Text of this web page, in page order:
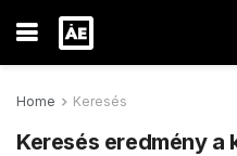
Home Keresés
Keresés eredmény a